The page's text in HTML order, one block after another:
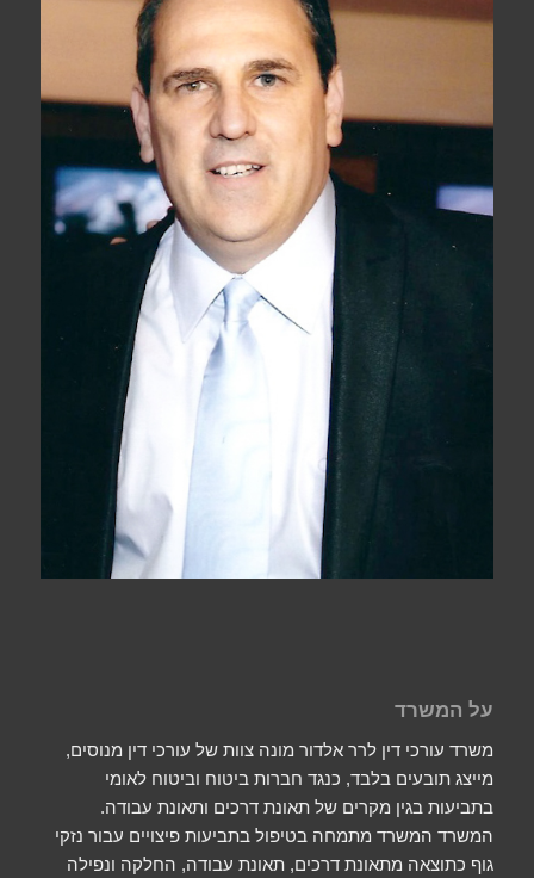
על המשרד
משרד עורכי דין לרר אלדור מונה צוות של עורכי דין מנוסים,
מייצג תובעים בלבד, כנגד חברות ביטוח וביטוח לאומי
בתביעות בגין מקרים של תאונת דרכים ותאונת עבודה.
המשרד המשרד מתמחה בטיפול בתביעות פיצויים עבור נזקי
גוף כתוצאה מתאונת דרכים, תאונת עבודה, החלקה ונפילה